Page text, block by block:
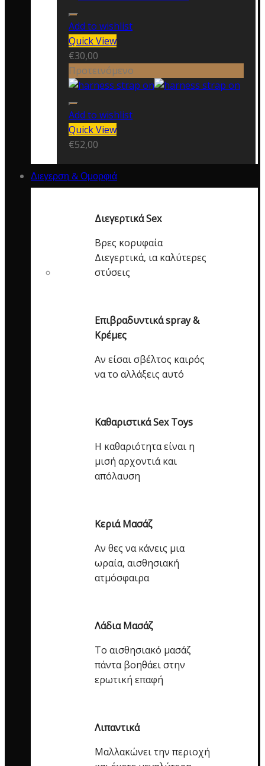
Add to wishlist
Quick View
€30,00
Προτεινόμενο
Add to wishlist
Quick View
€52,00
Διεγερση & Ομορφιά
Διεγερτικά Sex
Βρες κορυφαία
Διεγερτικά, ια καλύτερες
στύσεις
Επιβραδυντικά spray &
Κρέμες
Αν είσαι σβέλτος καιρός
να το αλλάξεις αυτό
Καθαριστικά Sex Toys
Η καθαριότητα είναι η
μισή αρχοντιά και
απόλαυση
Κεριά Μασάζ
Αν θες να κάνεις μια
ωραία, αισθησιακή
ατμόσφαιρα
Λάδια Μασάζ
Το αισθησιακό μασάζ
πάντα βοηθάει στην
ερωτική επαφή
Λιπαντικά
Μαλλακώνει την περιοχή